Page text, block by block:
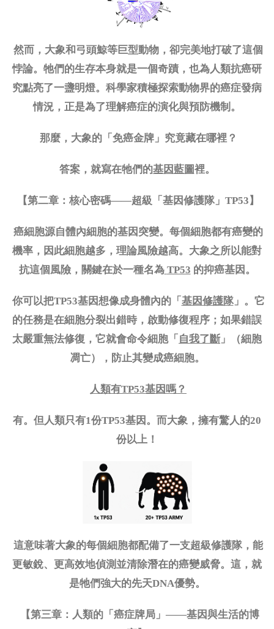
然而，大象和弓頭鯨等巨型動物，卻完美地打破了這個
悖論。牠們的生存本身就是一個奇蹟，也為人類抗癌研
究點亮了一盞明燈。科學家積極探索動物界的癌症發病
情況，正是為了理解癌症的演化與預防機制。
那麼，大象的「免癌金牌」究竟藏在哪裡？
答案，就寫在牠們的基因藍圖裡。
【第二章：核心密碼——超級「基因修護隊」TP53】
癌細胞源自體內細胞的基因突變。每個細胞都有癌變的
機率，因此細胞越多，理論風險越高。大象之所以能對
抗這個風險，關鍵在於一種名為 TP53 的抑癌基因。
你可以把TP53基因想像成身體內的「 基因修護隊」。它
的任務是在細胞分裂出錯時，啟動修復程序；如果錯誤
太嚴重無法修復，它就會命令細胞「 自我了斷」（細胞
凋亡），防止其變成癌細胞。
人類有TP53基因嗎？
有。但人類只有1份TP53基因。而大象，擁有驚人的20
份以上！
這意味著大象的每個細胞都配備了一支超級修護隊，能
更敏銳、更高效地偵測並清除潛在的癌變威脅。這，就
是牠們強大的先天DNA優勢。
【第三章：人類的「癌症牌局」 ——基因與生活的博